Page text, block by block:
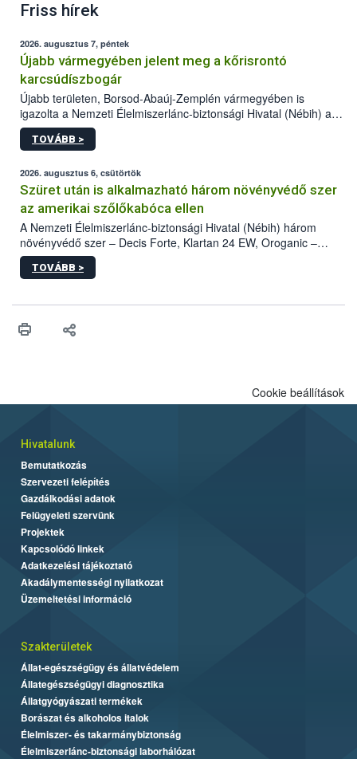
Friss hírek
2026. augusztus 7, péntek
Újabb vármegyében jelent meg a kőrisrontó
karcsúdíszbogár
Újabb területen, Borsod-Abaúj-Zemplén vármegyében is
igazolta a Nemzeti Élelmiszerlánc-biztonsági Hivatal (Nébih) a
kőrisrontó karcsúdíszbogár (Agrilus planipennis) jelenlétét. A
kártevőt nem csak színcsapdában találták meg, de már fertőzött
az intenzív felderítést, emellett az intézkedéseket a szlovák
hatósággal is összehangolják a terjedés megállítása érdekében.
TOVÁBB >
2026. augusztus 6, csütörtök
Szüret után is alkalmazható három növényvédő szer
az amerikai szőlőkabóca ellen
A Nemzeti Élelmiszerlánc-biztonsági Hivatal (Nébih) három
növényvédő szer – Decis Forte, Klartan 24 EW, Oroganic –
engedélyokiratát módosította, így azok a szüretet követően,
egészen a vesszőérettség (BBCH 91) stádiumáig
érésű szőlőkben is legyen lehetőség a károsító elleni további
felhasználók számára is elérhető és ökológiai termesztésben is
TOVÁBB >
Cookie beállítások
Hivatalunk
Bemutatkozás
Szervezeti felépítés
Gazdálkodási adatok
Felügyeleti szervünk
Projektek
Kapcsolódó linkek
Adatkezelési tájékoztató
Akadálymentességi nyilatkozat
Üzemeltetési információ
Szakterületek
Állat-egészségügy és állatvédelem
Állategészségügyi diagnosztika
Állatgyógyászati termékek
Borászat és alkoholos italok
Élelmiszer- és takarmánybiztonság
Élelmiszerlánc-biztonsági laborhálózat